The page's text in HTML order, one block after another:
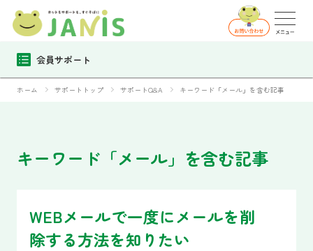
会員サポート
ホーム サポートトップ サポートQ&A キーワード「メール」を含む記事
キーワード「メール」を含む記事
WEBメールで一度にメールを削
除する方法を知りたい